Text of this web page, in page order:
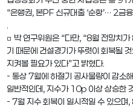
“은행권, 본PF 신규대출 ‘순항’… 2금
.
□ 박 연구위원은 “다만, “8월 전망치
기 때문에 건설경기가 뚜렷이 회복될
지켜볼 필요가 있다”고 밝혔다.
- 통상 7월에 하절기 공사물량이 감소
일반적인데, 지수가 10p 이상 상승한
- 7월 지수 회복이 일시적일 수 있으